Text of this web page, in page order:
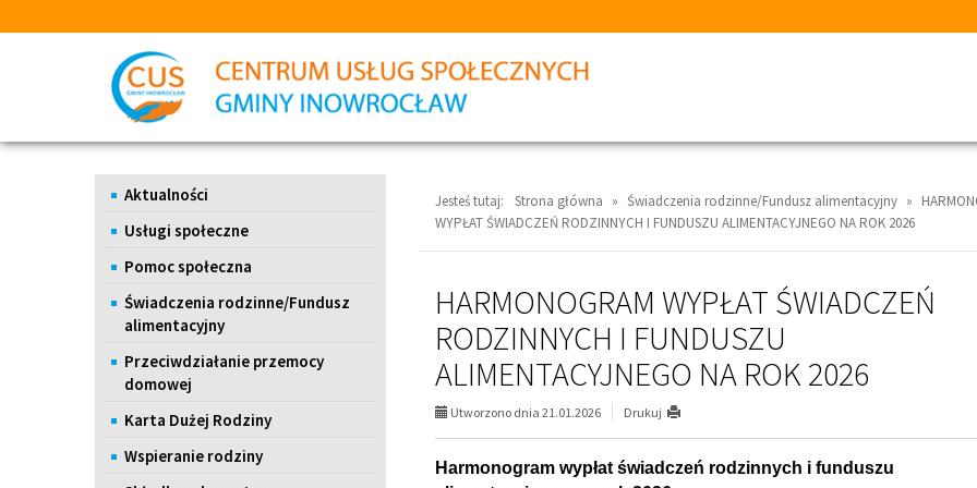
do
do
Menu
Aktualności
Usługi społeczne
Pomoc społeczna
Świadczenia rodzinne/Fundusz
alimentacyjny
Przeciwdziałanie przemocy
domowej
Karta Dużej Rodziny
Wspieranie rodziny
Jesteś tutaj: Strona główna » Świadczenia rodzinne/Fundusz alimentacyjny »
WYPŁAT ŚWIADCZEŃ RODZINNYCH I FUNDUSZU ALIMENTACYJNEGO NA ROK 2026
HARMONOGRAM WYPŁAT ŚWIADCZEŃ
RODZINNYCH I FUNDUSZU
ALIMENTACYJNEGO NA ROK 2026
Utworzono dnia 21.01.2026 Drukuj
Harmonogram wypłat świadczeń rodzinnych i funduszu